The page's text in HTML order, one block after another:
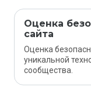
Оценка
сайта
Оценка
уникальной
сообщества.